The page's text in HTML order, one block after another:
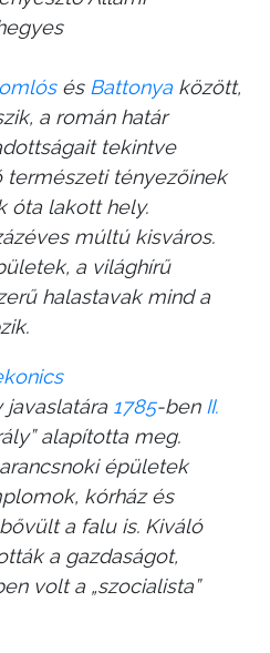
és Battonya között,
a román határ
tekintve
tényezőinek
óta lakott hely.
múltú kisváros.
a világhírű
halastavak mind a
1785-ben II.
alapította meg.
épületek
kórház és
a falu is. Kiváló
a gazdaságot,
volt a „szocialista”